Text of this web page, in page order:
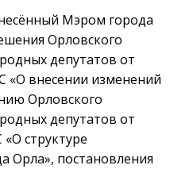
Мэром города
Орловского
депутатов от
«О внесении изменений
Орловского
депутатов от
структуре
Орла», постановления